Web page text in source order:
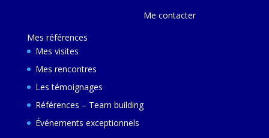
Mes références
Mes visites
Mes rencontres
Les témoignages
Références – Team building
Événements exceptionnels
Me contacter